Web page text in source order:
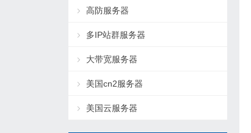
高防服务器
多IP站群服务器
大带宽服务器
美国cn2服务器
美国云服务器